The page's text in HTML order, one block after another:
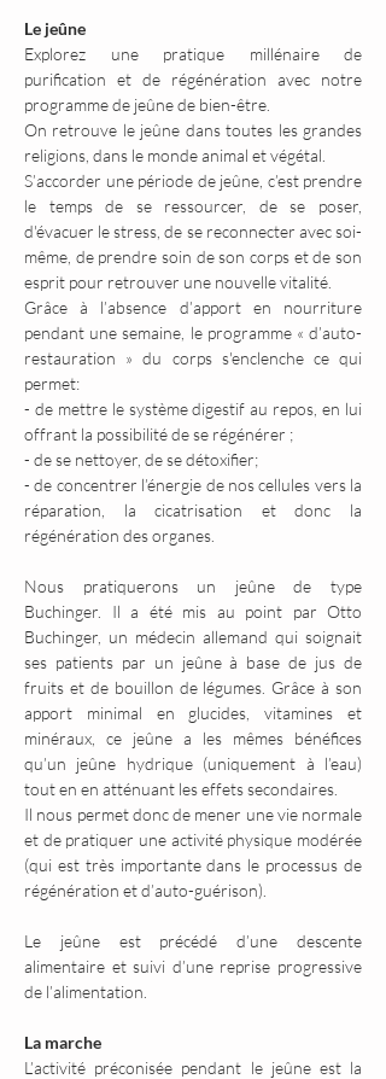
Le jeûne
Explorez une pratique millénaire de
purification et de régénération avec notre
programme de jeûne de bien-être.
On retrouve le jeûne dans toutes les grandes
religions, dans le monde animal et végétal.
S’accorder une période de jeûne, c’est prendre
le temps de se ressourcer, de se poser,
d'évacuer le stress, de se reconnecter avec soi-
même, de prendre soin de son corps et de son
esprit pour retrouver une nouvelle vitalité.
Grâce à l’absence d’apport en nourriture
pendant une semaine, le programme « d’auto-
restauration » du corps s'enclenche ce qui
permet:
- de mettre le système digestif au repos, en lui
offrant la possibilité de se régénérer ;
- de se nettoyer, de se détoxifier;
- de concentrer l’énergie de nos cellules vers la
réparation, la cicatrisation et donc la
régénération des organes.
Nous pratiquerons un jeûne de type
Buchinger. Il a été mis au point par Otto
Buchinger, un médecin allemand qui soignait
ses patients par un jeûne à base de jus de
fruits et de bouillon de légumes. Grâce à son
apport minimal en glucides, vitamines et
minéraux, ce jeûne a les mêmes bénéfices
qu’un jeûne hydrique (uniquement à l’eau)
tout en en atténuant les effets secondaires.
Il nous permet donc de mener une vie normale
et de pratiquer une activité physique modérée
(qui est très importante dans le processus de
régénération et d’auto-guérison).
Le jeûne est précédé d’une descente
alimentaire et suivi d’une reprise progressive
de l’alimentation.
La marche
L’activité préconisée pendant le jeûne est la